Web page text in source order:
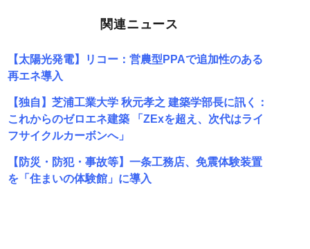
関連ニュース
【太陽光発電】リコー：営農型PPAで追加性のある
再エネ導入
【独自】芝浦工業大学 秋元孝之 建築学部長に訊く：
これからのゼロエネ建築 「ZExを超え、次代はライ
フサイクルカーボンへ」
【防災・防犯・事故等】一条工務店、免震体験装置
を「住まいの体験館」に導入